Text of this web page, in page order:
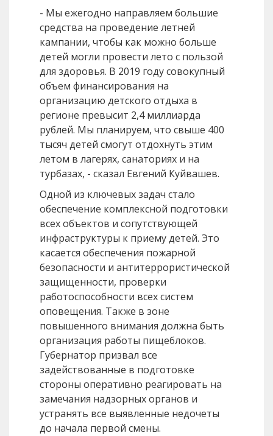
- Мы ежегодно направляем большие
средства на проведение летней
кампании, чтобы как можно больше
детей могли провести лето с пользой
для здоровья. В 2019 году совокупный
объем финансирования на
организацию детского отдыха в
регионе превысит 2,4 миллиарда
рублей. Мы планируем, что свыше 400
тысяч детей смогут отдохнуть этим
летом в лагерях, санаториях и на
турбазах, - сказал Евгений Куйвашев.
Одной из ключевых задач стало
обеспечение комплексной подготовки
всех объектов и сопутствующей
инфраструктуры к приему детей. Это
касается обеспечения пожарной
безопасности и антитеррористической
защищенности, проверки
работоспособности всех систем
оповещения. Также в зоне
повышенного внимания должна быть
организация работы пищеблоков.
Губернатор призвал все
задействованные в подготовке
стороны оперативно реагировать на
замечания надзорных органов и
устранять все выявленные недочеты
до начала первой смены.